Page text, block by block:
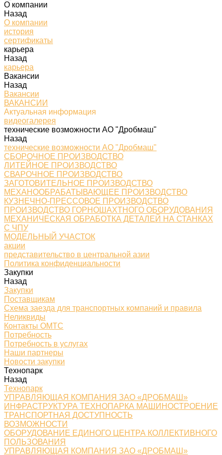
О компании
Назад
О компании
история
сертификаты
карьера
Назад
карьера
Вакансии
Назад
Вакансии
ВАКАНСИИ
Актуальная информация
видеогалерея
технические возможности АО "Дробмаш"
Назад
технические возможности АО "Дробмаш"
СБОРОЧНОЕ ПРОИЗВОДСТВО
ЛИТЕЙНОЕ ПРОИЗВОДСТВО
СВАРОЧНОЕ ПРОИЗВОДСТВО
ЗАГОТОВИТЕЛЬНОЕ ПРОИЗВОДСТВО
МЕХАНООБРАБАТЫВАЮЩЕЕ ПРОИЗВОДСТВО
КУЗНЕЧНО-ПРЕССОВОЕ ПРОИЗВОДСТВО
ПРОИЗВОДСТВО ГОРНОШАХТНОГО ОБОРУДОВАНИЯ
МЕХАНИЧЕСКАЯ ОБРАБОТКА ДЕТАЛЕЙ НА СТАНКАХ
С ЧПУ
МОДЕЛЬНЫЙ УЧАСТОК
акции
представительство в центральной азии
Политика конфиденциальности
Закупки
Назад
Закупки
Поставщикам
Схема заезда для транспортных компаний и правила
Неликвиды
Контакты ОМТС
Потребность
Потребность в услугах
Наши партнеры
Новости закупки
Технопарк
Назад
Технопарк
УПРАВЛЯЮЩАЯ КОМПАНИЯ ЗАО «ДРОБМАШ»
ИНФРАСТРУКТУРА ТЕХНОПАРКА МАШИНОСТРОЕНИЕ
ТРАНСПОРТНАЯ ДОСТУПНОСТЬ
ВОЗМОЖНОСТИ
ОБОРУДОВАНИЕ ЕДИНОГО ЦЕНТРА КОЛЛЕКТИВНОГО
ПОЛЬЗОВАНИЯ
УПРАВЛЯЮЩАЯ КОМПАНИЯ ЗАО «ДРОБМАШ»